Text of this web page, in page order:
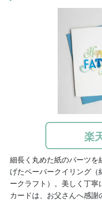
楽
細長く丸めた紙のパーツを
げたペーパークイリング
ークラフト）。美しく丁
カードは、お父さんへ感